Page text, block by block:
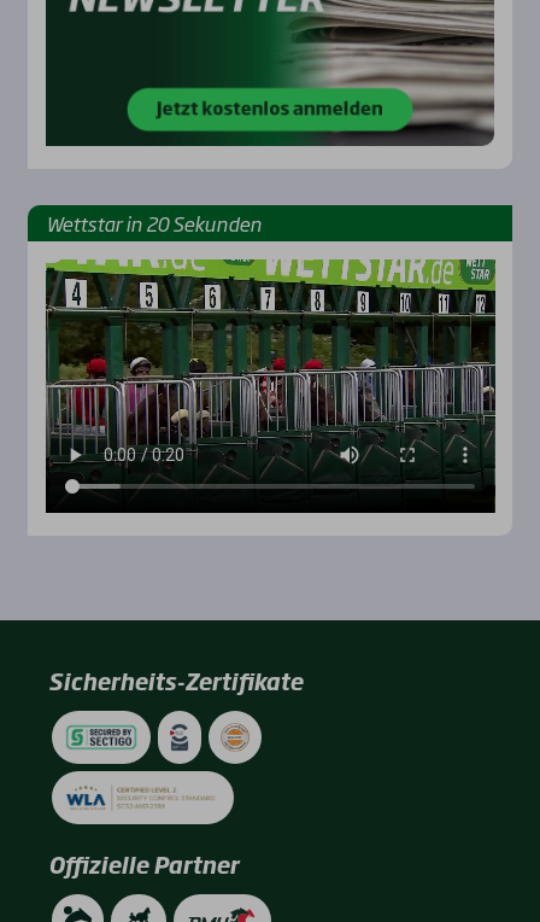
Wett­star in 20 Sekun­den
Sicherheits-Zertifikate
Offizielle Partner